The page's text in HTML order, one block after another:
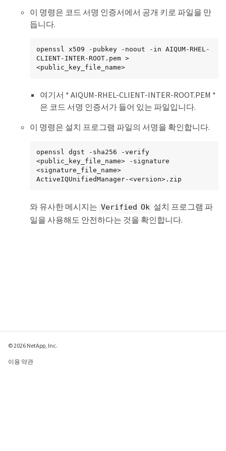
이 명령은 코드 서명 인증서에서 공개 키로 파일을 만
듭니다.
openssl x509 -pubkey -noout -in AIQUM-RHEL-
CLIENT-INTER-ROOT.pem >
<public_key_file_name>
여기서 * AIQUM-RHEL-CLIENT-INTER-ROOT.PEM *
은 코드 서명 인증서가 들어 있는 파일입니다.
이 명령은 설치 프로그램 파일의 서명을 확인합니다.
openssl dgst -sha256 -verify
<public_key_file_name> -signature
<signature_file_name>
ActiveIQUnifiedManager-<version>.zip
와 유사한 메시지는 Verified Ok 설치 프로그램 파
일을 사용해도 안전하다는 것을 확인합니다.
© 2026 NetApp, Inc.
이용 약관